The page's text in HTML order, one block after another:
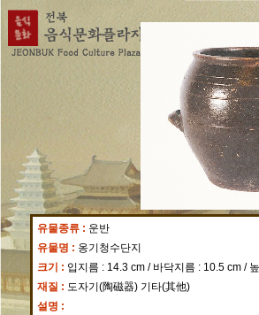
유물종류 : 운반
유물명 : 옹기청수단지
크기 : 입지름 : 14.3 cm / 바닥지름 : 10.5 cm /
재질 : 도자기(陶磁器) 기타(其他)
설명 :